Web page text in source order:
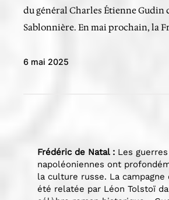
du général Charles Étienne Gudin
Sablonnière. En mai prochain, la
6 mai 2025
Frédéric de Natal : Les guerres
napoléoniennes ont
la culture russe. La campagne
été relatée par Léon Tolstoï